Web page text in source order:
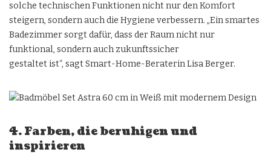
solche technischen Funktionen nicht nur den Komfort
steigern, sondern auch die Hygiene verbessern. „Ein smartes
Badezimmer sorgt dafür, dass der Raum nicht nur
funktional, sondern auch zukunftssicher
gestaltet ist“, sagt Smart-Home-Beraterin Lisa Berger.
4. Farben, die beruhigen und
inspirieren